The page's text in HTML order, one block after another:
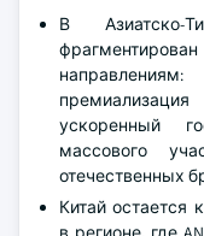
В Азиатско-
направлениям:
ускоренный
массового
отечественных
Китай